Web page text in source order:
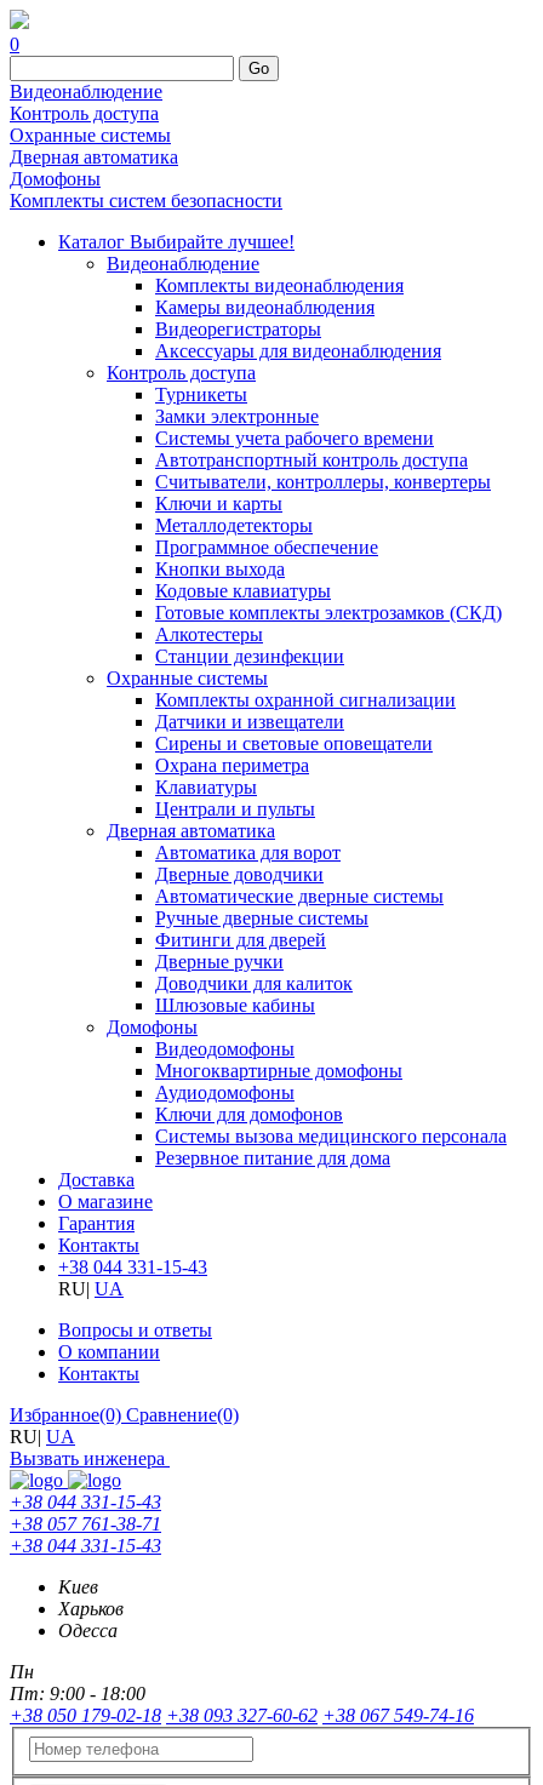
0
Go
Видеонаблюдение
Контроль доступа
Охранные системы
Дверная автоматика
Домофоны
Комплекты систем безопасности
Каталог Выбирайте лучшее!
Видеонаблюдение
Комплекты видеонаблюдения
Камеры видеонаблюдения
Видеорегистраторы
Аксессуары для видеонаблюдения
Контроль доступа
Турникеты
Замки электронные
Системы учета рабочего времени
Автотранспортный контроль доступа
Считыватели, контроллеры, конвертеры
Ключи и карты
Металлодетекторы
Программное обеспечение
Кнопки выхода
Кодовые клавиатуры
Готовые комплекты электрозамков (СКД)
Алкотестеры
Станции дезинфекции
Охранные системы
Комплекты охранной сигнализации
Датчики и извещатели
Сирены и световые оповещатели
Охрана периметра
Клавиатуры
Централи и пульты
Дверная автоматика
Автоматика для ворот
Дверные доводчики
Автоматические дверные системы
Ручные дверные системы
Фитинги для дверей
Дверные ручки
Доводчики для калиток
Шлюзовые кабины
Домофоны
Видеодомофоны
Многоквартирные домофоны
Аудиодомофоны
Ключи для домофонов
Системы вызова медицинского персонала
Резервное питание для дома
Доставка
О магазине
Гарантия
Контакты
+38 044 331-15-43
RU| UA
Вопросы и ответы
О компании
Контакты
Избранное(0) Сравнение(0)
RU| UA
Вызвать инженера
+38 044 331-15-43
+38 057 761-38-71
+38 044 331-15-43
Киев
Харьков
Одесса
Пн
Пт: 9:00 - 18:00
+38 050 179-02-18 +38 093 327-60-62 +38 067 549-74-16